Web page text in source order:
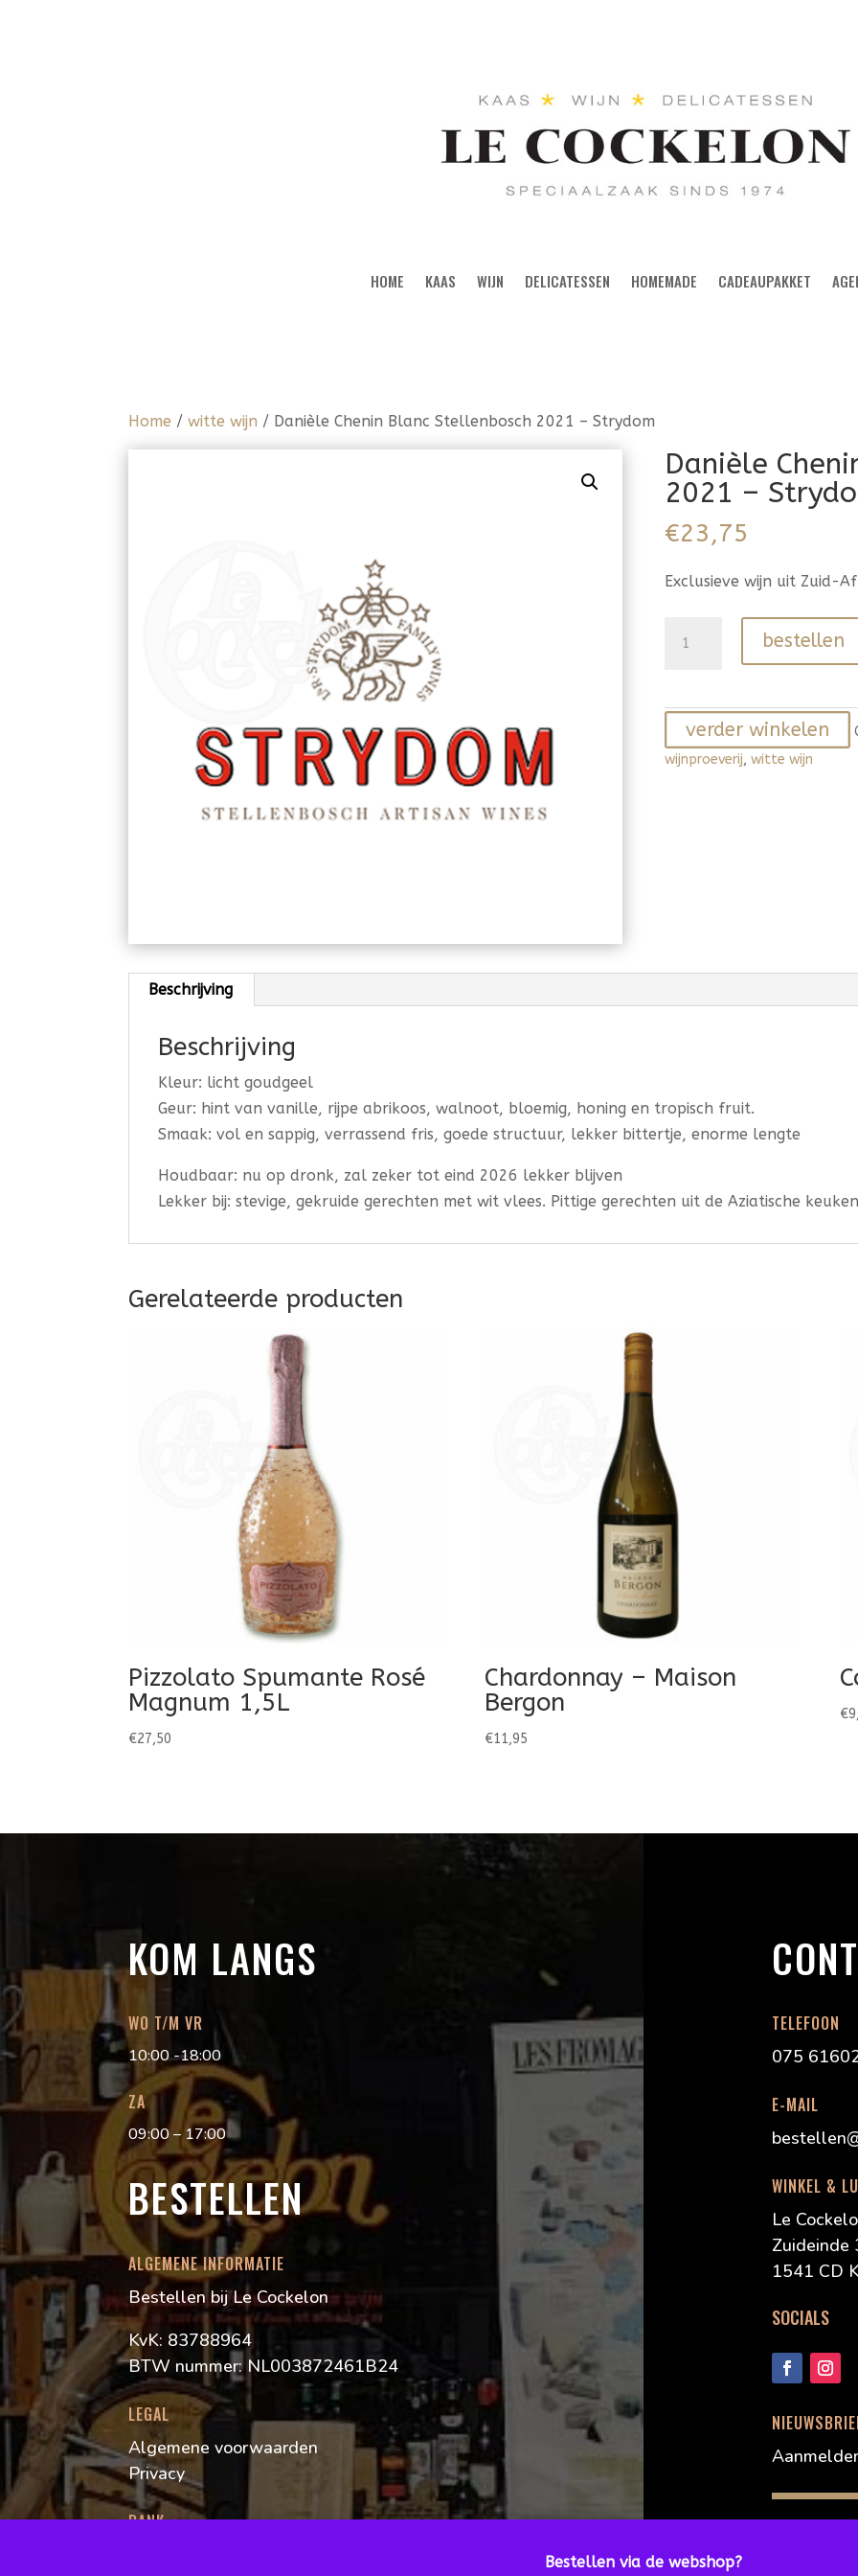
Bestellen via de webshop?
HOME KAAS WIJN DELICATESSEN HOMEMADE CADEAUPAKKET
Home /witte wijn / Danièle Chenin Blanc Stellenbosch 2021 – Strydom
Danièle
2021 –
€23,75
Exclusieve wijn uit Zuid-
Stellenbosch
2021
-
bestellen
verder winkelen
wijnproeverij, witte wijn
Beschrijving
Beschrijving
Kleur: licht goudgeel
Geur: hint van vanille, rijpe abrikoos, walnoot, bloemig, honing en tropisch fruit.
Smaak: vol en sappig, verrassend fris, goede structuur, lekker bittertje, enorme lengte
Houdbaar: nu op dronk, zal zeker tot eind 2026 lekker blijven
Lekker bij: stevige, gekruide gerechten met wit vlees. Pittige gerechten uit de Aziatische
Gerelateerde producten
Pizzolato Spumante Rosé
Magnum 1,5L
€27,50
Chardonnay – Maison
Bergon
€11,95
€
KOM LANGS
WO T/M VR
10:00 -18:00
ZA
09:00 – 17:00
BESTELLEN
ALGEMENE INFORMATIE
Bestellen bij Le Cockelon
KvK: 83788964
BTW nummer: NL003872461B24
LEGAL
Algemene voorwaarden
Privacy
BANK
TELEFOON
075
E-MAIL
WINKEL &
Le
Zuideinde
1541 CD
SOCIALS